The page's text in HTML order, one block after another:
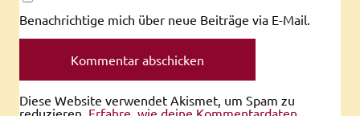
Benachrichtige mich über neue Beiträge via E-Mail.
Diese Website verwendet Akismet, um Spam zu
reduzieren. Erfahre, wie deine Kommentardaten